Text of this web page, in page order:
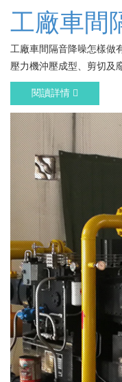
工廠車間
工廠車間隔音降噪怎樣做
壓力機沖壓成型、剪切及
閱讀詳情